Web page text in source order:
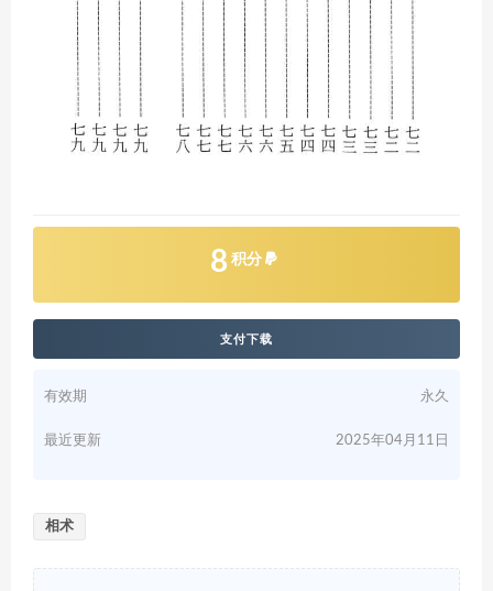
8 积分
支付下载
有效期 永久
最近更新 2025年04月11日
相术